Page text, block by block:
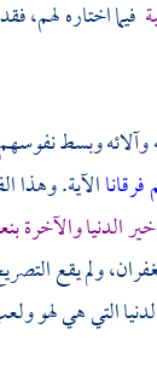
فيما اختاره لهم،
وآلائه وبسط
الآية. وهذا
الدنيا والآخرة
ولم يقع
التي هي لهو